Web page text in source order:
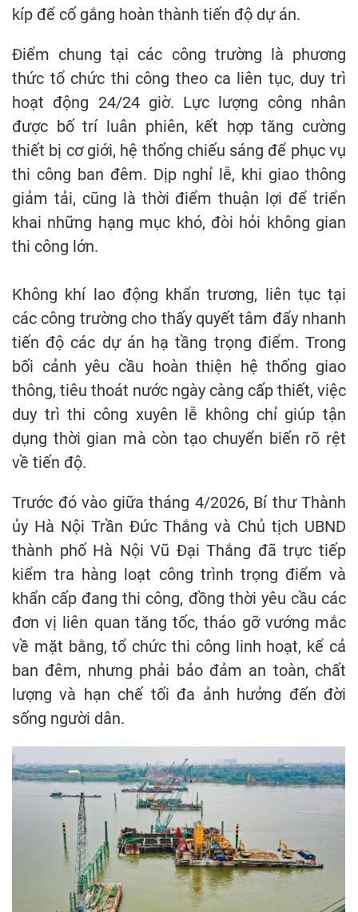
kíp để cố gắng hoàn thành tiến độ dự án.
Điểm chung tại các công trường là phương
thức tổ chức thi công theo ca liên tục, duy trì
hoạt động 24/24 giờ. Lực lượng công nhân
được bố trí luân phiên, kết hợp tăng cường
thiết bị cơ giới, hệ thống chiếu sáng để phục vụ
thi công ban đêm. Dịp nghỉ lễ, khi giao thông
giảm tải, cũng là thời điểm thuận lợi để triển
khai những hạng mục khó, đòi hỏi không gian
thi công lớn.
Không khí lao động khẩn trương, liên tục tại
các công trường cho thấy quyết tâm đẩy nhanh
tiến độ các dự án hạ tầng trọng điểm. Trong
bối cảnh yêu cầu hoàn thiện hệ thống giao
thông, tiêu thoát nước ngày càng cấp thiết, việc
duy trì thi công xuyên lễ không chỉ giúp tận
dụng thời gian mà còn tạo chuyển biến rõ rệt
về tiến độ.
Trước đó vào giữa tháng 4/2026, Bí thư Thành
ủy Hà Nội Trần Đức Thắng và Chủ tịch UBND
thành phố Hà Nội Vũ Đại Thắng đã trực tiếp
kiểm tra hàng loạt công trình trọng điểm và
khẩn cấp đang thi công, đồng thời yêu cầu các
đơn vị liên quan tăng tốc, tháo gỡ vướng mắc
về mặt bằng, tổ chức thi công linh hoạt, kể cả
ban đêm, nhưng phải bảo đảm an toàn, chất
lượng và hạn chế tối đa ảnh hưởng đến đời
sống người dân.